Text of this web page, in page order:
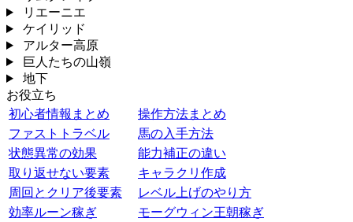
リエーニエ
ケイリッド
アルター高原
巨人たちの山嶺
地下
お役立ち
初心者情報まとめ
操作方法まとめ
ファストトラベル
馬の入手方法
状態異常の効果
能力補正の違い
取り返せない要素
キャラクリ作成
周回とクリア後要素
レベル上げのやり方
効率ルーン稼ぎ
モーグウィン王朝稼ぎ